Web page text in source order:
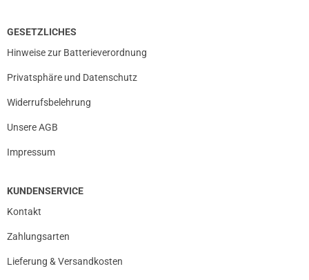
GESETZLICHES
Hinweise zur Batterieverordnung
Privatsphäre und Datenschutz
Widerrufsbelehrung
Unsere AGB
Impressum
KUNDENSERVICE
Kontakt
Zahlungsarten
Lieferung & Versandkosten